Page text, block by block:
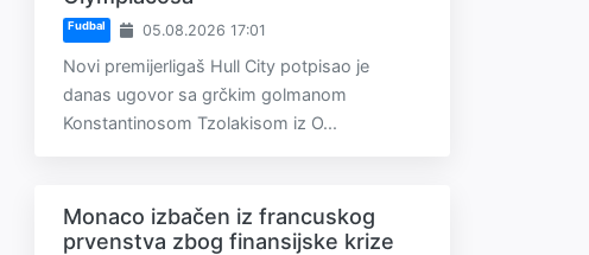
Fudbal 05.08.2026 17:01
Novi premijerligaš Hull City potpisao je
danas ugovor sa grčkim golmanom
Konstantinosom Tzolakisom iz O...
Monaco izbačen iz francuskog
prvenstva zbog finansijske krize